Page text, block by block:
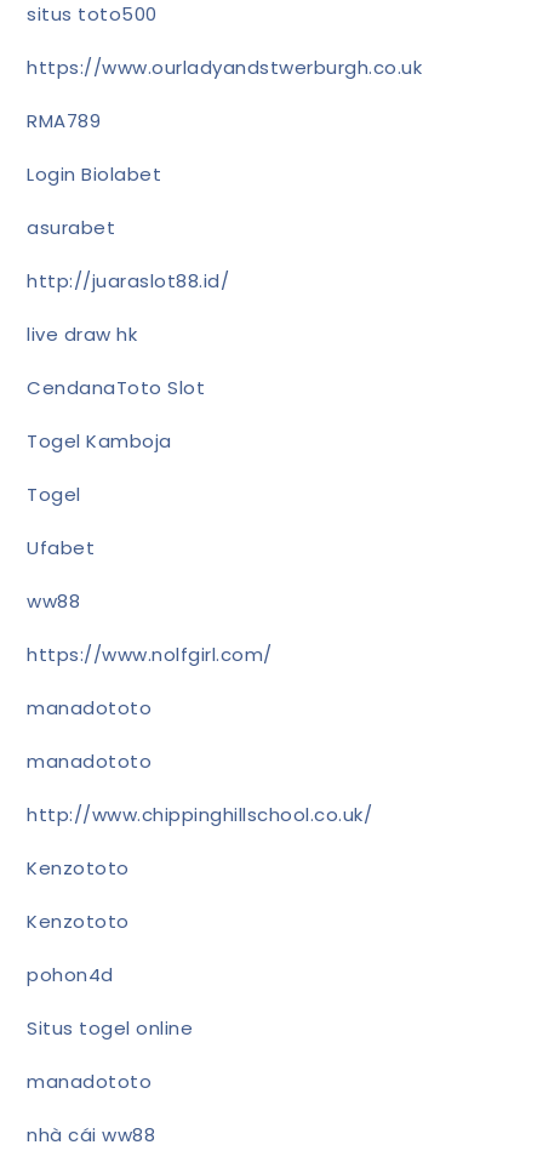
situs toto500
https://www.ourladyandstwerburgh.co.uk
RMA789
Login Biolabet
asurabet
http://juaraslot88.id/
live draw hk
CendanaToto Slot
Togel Kamboja
Togel
Ufabet
ww88
https://www.nolfgirl.com/
manadototo
manadototo
http://www.chippinghillschool.co.uk/
Kenzototo
Kenzototo
pohon4d
Situs togel online
manadototo
nhà cái ww88